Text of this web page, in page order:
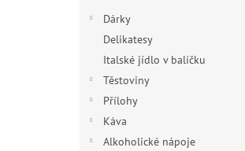
Dárky
Delikatesy
Italské jídlo v balíčku
Těstoviny
Přílohy
Káva
Alkoholické nápoje